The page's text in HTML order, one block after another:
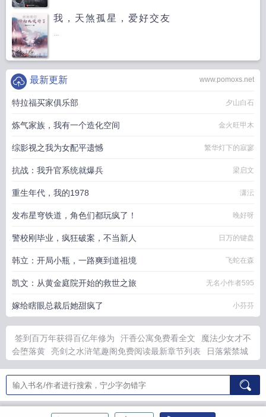
我，天煞孤星，爱好交友
...
www.pomoxs.net
最新更新
特拉福买家俱乐部 夕山白石
炼气家族，我有一个造化空间 金火旺甲木
综影视之我为女配平遗憾 繁华灯下的寂寥
抗战：我升官系统就爆兵 梁启文
重生年代，我的1978 潇沄
发布星穹铁道，角色们都玩疯了！ 晚好呀
警校刚毕业，疯狂破案，不当新人 日万的键盘
韩立：开局小瓶，一路爽到道祖境 飞蛇在森
凯文：从黄金庭院开始的救世之旅 无名小作者595
嫁给瞎眼总裁后她甜疯了 小芬芬
签到百万年获得百亿年修为 汗香公寓免费看全文
魔法少女才不
会堕落黄
亮剑之水浒笔趣阁免费阅读最新章节列表
日落紫禁城
术士
破产后被哥哥扔到死对头家里短剧
破产后被死对头仍带回
家
紫禁城的落日一慈禧传 一人之下术士都有什么招式
一人之下
术士就要顺势而为
亮剑水浒李云龙穿越成林冲的
魔法少女才不